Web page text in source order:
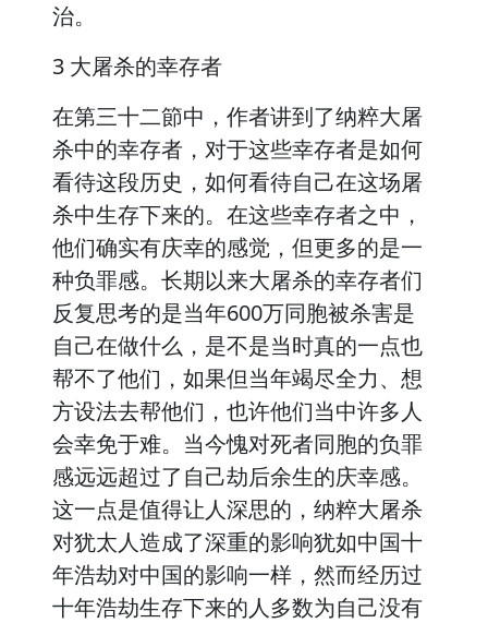
治。
3 大屠杀的幸存者
在第三十二節中，作者讲到了纳粹大屠
杀中的幸存者，对于这些幸存者是如何
看待这段历史，如何看待自己在这场屠
杀中生存下来的。在这些幸存者之中，
他们确实有庆幸的感觉，但更多的是一
种负罪感。长期以来大屠杀的幸存者们
反复思考的是当年600万同胞被杀害是
自己在做什么，是不是当时真的一点也
帮不了他们，如果但当年竭尽全力、想
方设法去帮他们，也许他们当中许多人
会幸免于难。当今愧对死者同胞的负罪
感远远超过了自己劫后余生的庆幸感。
这一点是值得让人深思的，纳粹大屠杀
对犹太人造成了深重的影响犹如中国十
年浩劫对中国的影响一样，然而经历过
十年浩劫生存下来的人多数为自己没有